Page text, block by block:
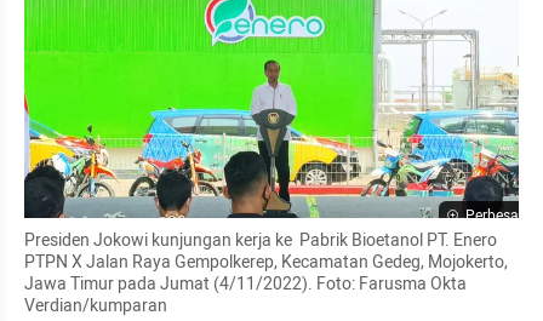
Perbesar
Presiden Jokowi kunjungan kerja ke  Pabrik Bioetanol PT. Enero
PTPN X Jalan Raya Gempolkerep, Kecamatan Gedeg, Mojokerto,
Jawa Timur pada Jumat (4/11/2022). Foto: Farusma Okta
Verdian/kumparan